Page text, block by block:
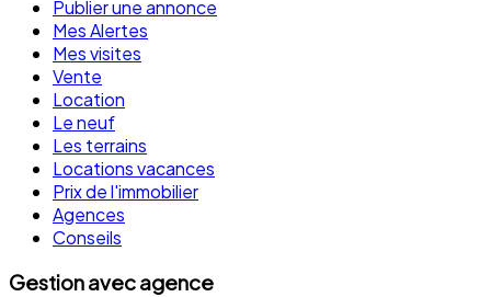
Publier une annonce
Mes Alertes
Mes visites
Vente
Location
Le neuf
Les terrains
Locations vacances
Prix de l'immobilier
Agences
Conseils
Gestion avec agence